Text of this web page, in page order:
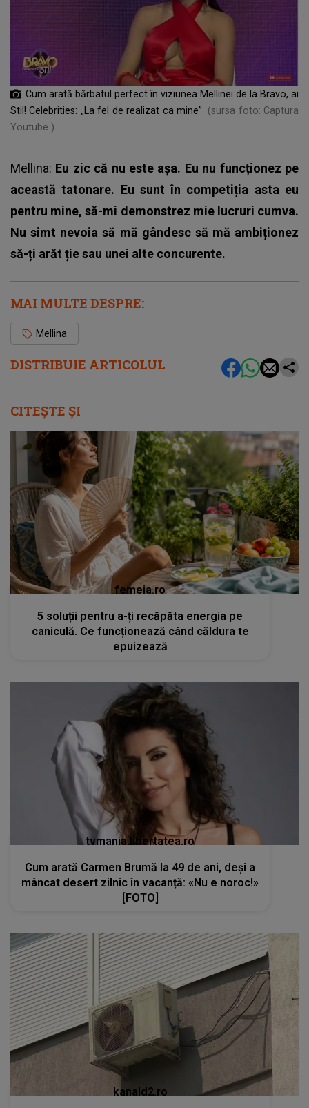
DISTRIBUIE ARTICOLUL
Cum arată bărbatul perfect în viziunea Mellinei de la Bravo, ai
Stil! Celebrities: „La fel de realizat ca mine”
(sursa foto: Captura
Youtube )
Mellina: Eu zic că nu este așa. Eu nu funcționez pe
această tatonare. Eu sunt în competiția asta eu
pentru mine, să-mi demonstrez mie lucruri cumva.
Nu simt nevoia să mă gândesc să mă ambiționez
să-ți arăt ție sau unei alte concurente.
MAI MULTE DESPRE:
Mellina
CITEȘTE ȘI
femeia.ro
5 soluții pentru a-ți recăpăta energia pe
caniculă. Ce funcționează când căldura te
epuizează
tvmania.libertatea.ro
Cum arată Carmen Brumă la 49 de ani, deși a
mâncat desert zilnic în vacanță: «Nu e noroc!»
[FOTO]
kanald2.ro